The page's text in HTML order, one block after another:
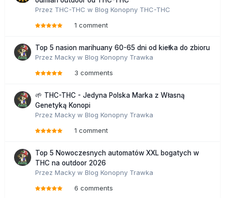
Przez THC-THC w Blog Konopny THC-THC
1 comment
Top 5 nasion marihuany 60-65 dni od kiełka do zbioru
Przez Macky w Blog Konopny Trawka
3 comments
🌱 THC-THC - Jedyna Polska Marka z Własną
Genetyką Konopi
Przez Macky w Blog Konopny Trawka
1 comment
Top 5 Nowoczesnych automatów XXL bogatych w
THC na outdoor 2026
Przez Macky w Blog Konopny Trawka
6 comments